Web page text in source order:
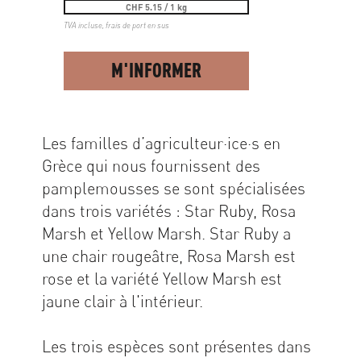
CHF 5.15 / 1 kg
TVA incluse, frais de port en sus
M'INFORMER
Les familles d’agriculteur·ice·s en
Grèce qui nous fournissent des
pamplemousses se sont spécialisées
dans trois variétés : Star Ruby, Rosa
Marsh et Yellow Marsh. Star Ruby a
une chair rougeâtre, Rosa Marsh est
rose et la variété Yellow Marsh est
jaune clair à l'intérieur.
Les trois espèces sont présentes dans